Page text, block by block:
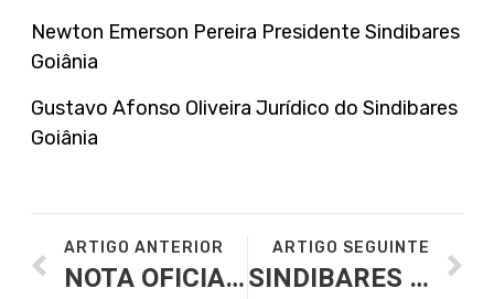
Newton Emerson Pereira Presidente Sindibares
Goiânia
Gustavo Afonso Oliveira Jurídico do Sindibares
Goiânia
ARTIGO ANTERIOR
NOTA OFICIAL SINDIBARES GOIÂNIA EM RELAÇÃO AO NOVO DECRETO DA PREFEITURA DE GOIÂNIA LIMITANDO O HORÁRIO DE FUNCIONAMENTO
ARTIGO SEGUINTE
SINDIBARES ATUA EM DEFESA DO SETOR